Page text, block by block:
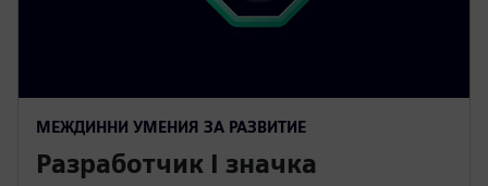
МЕЖДИННИ УМЕНИЯ ЗА РАЗВИТИЕ
Разработчик I значка